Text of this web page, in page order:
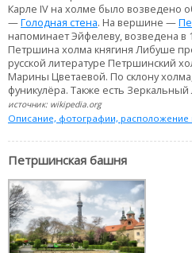
Карле IV на холме было возведено
—Голодная стена. На вершине —
напоминает Эйфелеву, возведена в
Петршина холма княгиня Либуше
русской литературе Петршинский
Марины Цветаевой. По склону
фуникулёра. Также есть
источник: wikipedia.org
Описание, фотографии, расположение
Петршинская башня